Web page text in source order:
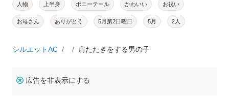
人物 上半身 ポニーテール かわいい お祝い
お母さん ありがとう 5月第2日曜日 5月 2人
シルエットAC 肩たたきをする男の子
広告を非表示にする